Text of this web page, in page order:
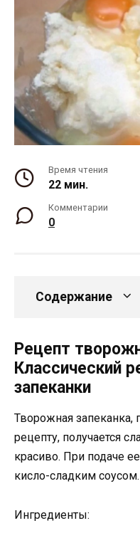
Время чтения
22 мин.
Комментарии
0
Содержание
Рецепт
Классический
запеканки
Творожная запеканка,
рецепту, получается
красиво. При подаче
кисло-сладким соусом.
Ингредиенты: